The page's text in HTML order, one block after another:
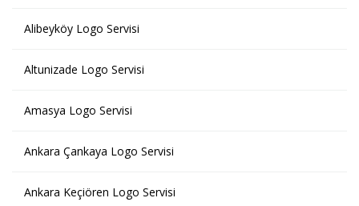
Alibeyköy Logo Servisi
Altunizade Logo Servisi
Amasya Logo Servisi
Ankara Çankaya Logo Servisi
Ankara Keçiören Logo Servisi